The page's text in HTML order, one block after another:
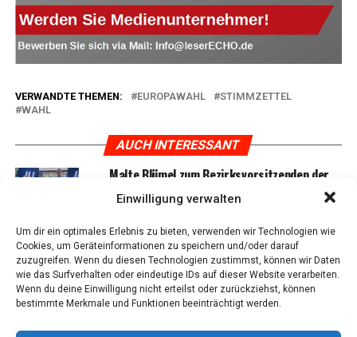
Einwilligung verwalten
Um dir ein optimales Erlebnis zu bieten, verwenden wir Technologien wie
Cookies, um Geräteinformationen zu speichern und/oder darauf
zuzugreifen. Wenn du diesen Technologien zustimmst, können wir Daten
wie das Surfverhalten oder eindeutige IDs auf dieser Website verarbeiten.
Wenn du deine Einwilligung nicht erteilst oder zurückziehst, können
bestimmte Merkmale und Funktionen beeinträchtigt werden.
VERWANDTE THEMEN: EUROPAWAHL
STIMMZETTEL
WAHL
AUCH INTERESSANT
Mal­te Blü­mel zum Bezirks­vor­sit­zen­den der
Jun­gen Uni­on wiedergewählt
Par­tei­en im Check: Was für Ver­brau­cher zur
Wahl steht
SPD in Leer hat ein neu­es